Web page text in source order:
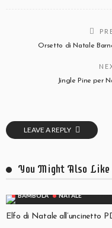
Orsetto di Natale
Jingle Pine per
LEAVE A REPLY
You Might Also Like
BAMBOLA NATALE
Elfo di Natale all’uncinetto